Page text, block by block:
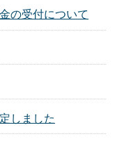
の受付について
しました